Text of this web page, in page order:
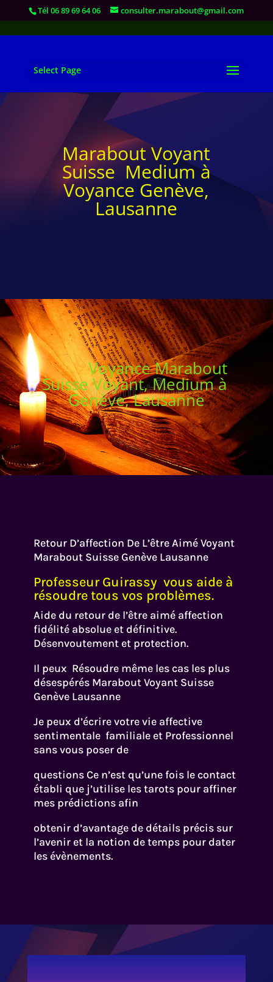
Tél 06 89 69 64 06 consulter.marabout@gmail.com
Select Page
Marabout Voyant
Suisse Medium à
Voyance Genève,
Lausanne
Voyance Marabout
Suisse Voyant, Medium à
Genève, Lausanne
Retour D’affection De L’être Aimé Voyant
Marabout Suisse Genève Lausanne
Professeur Guirassy vous aide à
résoudre tous vos problèmes.
Aide du retour de l’être aimé affection
fidélité absolue et définitive.
Désenvoutement et protection.
Il peux Résoudre même les cas les plus
désespérés Marabout Voyant Suisse
Genève Lausanne
Je peux d’écrire votre vie affective
sentimentale familiale et Professionnel
sans vous poser de
questions Ce n’est qu’une fois le contact
établi que j’utilise les tarots pour affiner
mes prédictions afin
obtenir d’avantage de détails précis sur
l’avenir et la notion de temps pour dater
les évènements.